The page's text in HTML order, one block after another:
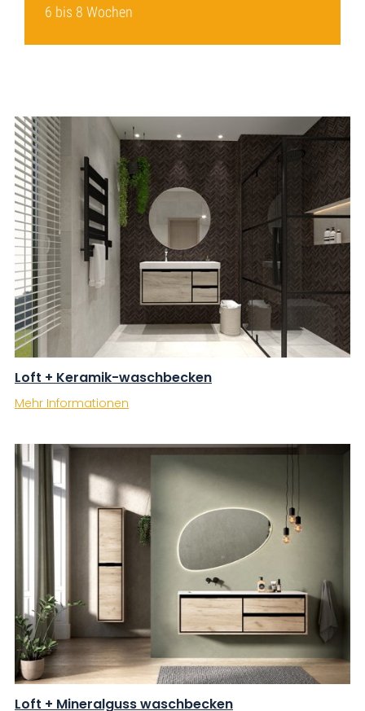
6 bis 8 Wochen
Loft + Keramik-waschbecken
Mehr Informationen
Loft + Mineralguss waschbecken